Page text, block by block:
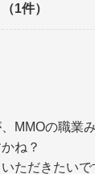
（1件）
MMOの職業
ね？
ただきたい